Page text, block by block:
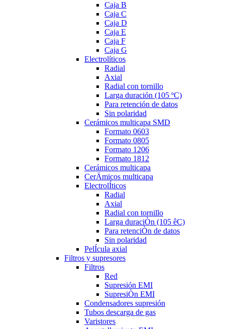
Caja B
Caja C
Caja D
Caja E
Caja F
Caja G
Electrolíticos
Radial
Axial
Radial con tornillo
Larga duración (105 ºC)
Para retención de datos
Sin polaridad
Cerámicos multicapa SMD
Formato 0603
Formato 0805
Formato 1206
Formato 1812
Cerámicos multicapa
CerÄmicos multicapa
ElectrolÍticos
Radial
Axial
Radial con tornillo
Larga duraciÒn (105 êC)
Para retenciÒn de datos
Sin polaridad
PelÍcula axial
Filtros y supresores
Filtros
Red
Supresión EMI
SupresiÒn EMI
Condensadores supresión
Tubos descarga de gas
Varistores